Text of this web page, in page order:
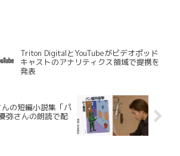
Triton DigitalとYouTubeがビデオポッド
キャストのアナリティクス領域で提携を
発表
の短編小説集「パ
弥さんの朗読で配